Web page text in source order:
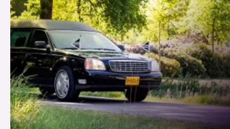
over de locatie, het moment van afscheid en de
invulling van de plechtigheid, terwijl er ook veel
emoties spelen. Kienhuis Uitvaartverzorging is
er in die momenten – als houvast bij alles wat
geregeld moet worden.
In alle rust en met ruimte voor
uw wensen